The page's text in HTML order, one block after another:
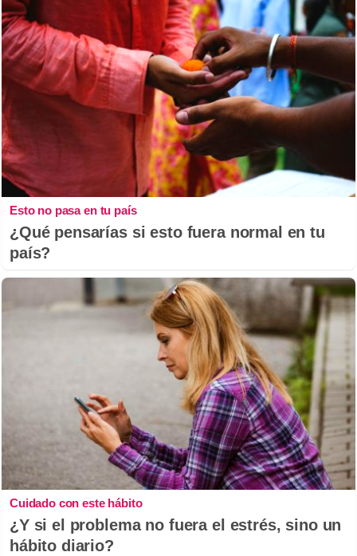
Esto no pasa en tu país
¿Qué pensarías si esto fuera normal en tu
país?
Cuidado con este hábito
¿Y si el problema no fuera el estrés, sino un
hábito diario?